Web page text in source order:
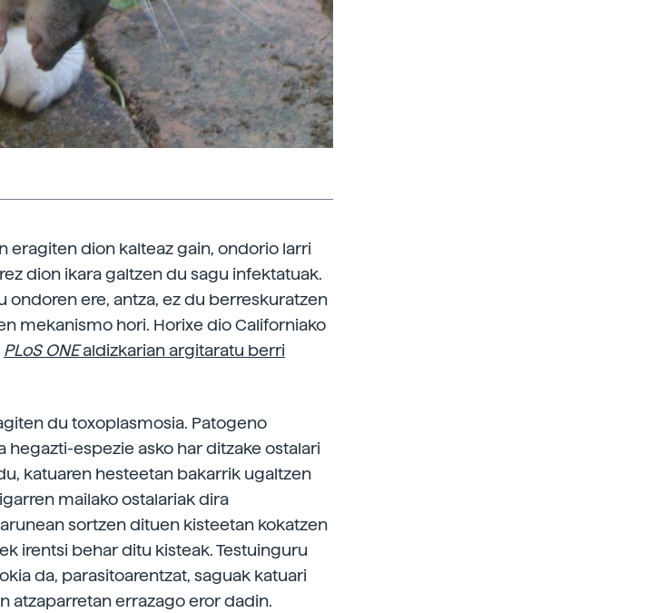
eragiten dion kalteaz gain, ondorio larri
dion ikara galtzen du sagu infektatuak.
ondoren ere, antza, ez du berreskuratzen
mekanismo hori. Horixe dio Californiako
PLoS ONEaldizkarian argitaratu berri
du toxoplasmosia. Patogeno
hegazti-espezie asko har ditzake ostalari
katuaren hesteetan bakarrik ugaltzen
mailako ostalariak dira
sortzen dituen kisteetan kokatzen
irentsi behar ditu kisteak. Testuinguru
da, parasitoarentzat, saguak katuari
atzaparretan errazago eror dadin.